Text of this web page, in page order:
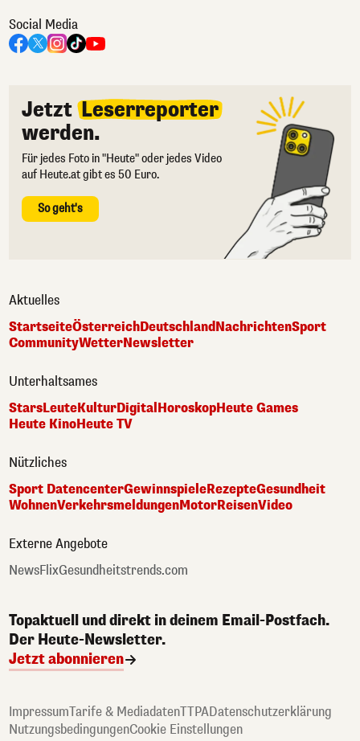
Social Media
Jetzt Leserreporter
werden.
Für jedes Foto in "Heute" oder jedes Video
auf Heute.at gibt es 50 Euro.
So geht's
Aktuelles
StartseiteÖsterreichDeutschlandNachrichtenSport
CommunityWetterNewsletter
Unterhaltsames
StarsLeuteKulturDigital HoroskopHeute Games
Heute KinoHeute TV
Nützliches
Sport DatencenterGewinnspieleRezepteGesundheit
WohnenVerkehrsmeldungenMotorReisenVideo
Externe Angebote
NewsFlixGesundheitstrends.com
Topaktuell und direkt in deinem Email-Postfach.
Der Heute-Newsletter.
Jetzt abonnieren
ImpressumTarife & MediadatenTTPADatenschutzerklärung
NutzungsbedingungenCookie Einstellungen